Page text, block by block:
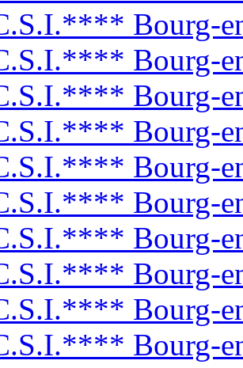
Bourg-
Bourg-
Bourg-
Bourg-
Bourg-
Bourg-
Bourg-
Bourg-
Bourg-
Bourg-